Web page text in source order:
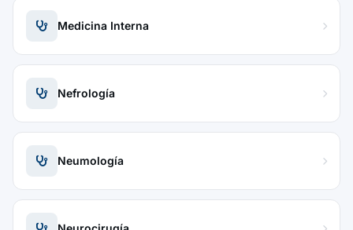
Medicina Interna
Nefrología
Neumología